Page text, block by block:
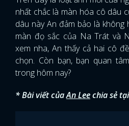
nhất chắc là màn hóa cô dâu
dâu này An đảm bảo là
màn đọ sắc của Na Trát và
xem nha, An thấy cả hai cô
chọn. Còn bạn, bạn quan
trong hôm nay?
* Bài viết củaAn Leechia sẻ